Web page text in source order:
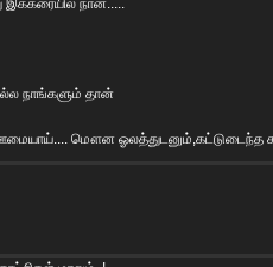
நாங்களும் தான்
ஊமையாய்.... மௌன ஓலத்துடனும்,கட்டுடைந்த